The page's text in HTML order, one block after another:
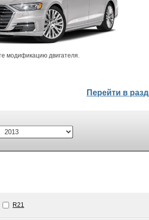
модификацию двигателя.
Перейти в
R21